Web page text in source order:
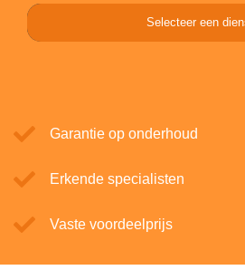
Selecteer een
Garantie op onderhoud
Erkende specialisten
Vaste voordeelprijs